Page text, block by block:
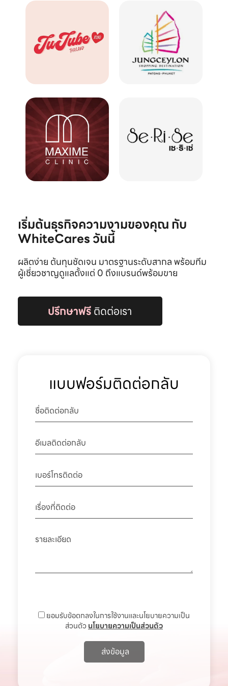
เริ่มต้นธุรกิจความงามของคุณ กับ
WhiteCares วันนี้
ผลิตง่าย ต้นทุนชัดเจน มาตรฐานระดับสากล พร้อมทีม
ผู้เชี่ยวชาญดูแลตั้งแต่ 0 ถึงแบรนด์พร้อมขาย
ปรึกษาฟรีติดต่อเรา
แบบฟอร์มติดต่อกลับ
ยอมรับข้อตกลงในการใช้งานและนโยบายความเป็น
ส่วนตัว นโยบายความเป็นส่วนตัว
ส่งข้อมูล